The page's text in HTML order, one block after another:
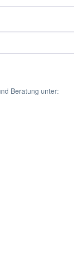
Beratung unter: